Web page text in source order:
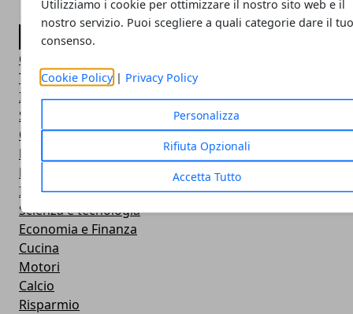
Utilizziamo i cookie per ottimizzare il nostro sito web e il
nostro servizio. Puoi scegliere a quali categorie dare il
consenso.
Cookie Policy | Privacy Policy
Personalizza
Rifiuta Opzionali
Accetta Tutto
CATEGORIE
Guide
Turismo
Italia
Salute e Benessere
Casa
Donna
Eventi
Investimenti
Scienza e tecnologia
Economia e Finanza
Cucina
Motori
Calcio
Risparmio